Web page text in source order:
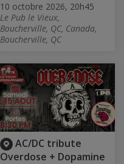
10 octobre 2026, 20h45
Le Pub le Vieux,
Boucherville, QC, Canada,
Boucherville, QC
AC/DC tribute
Overdose + Dopamine